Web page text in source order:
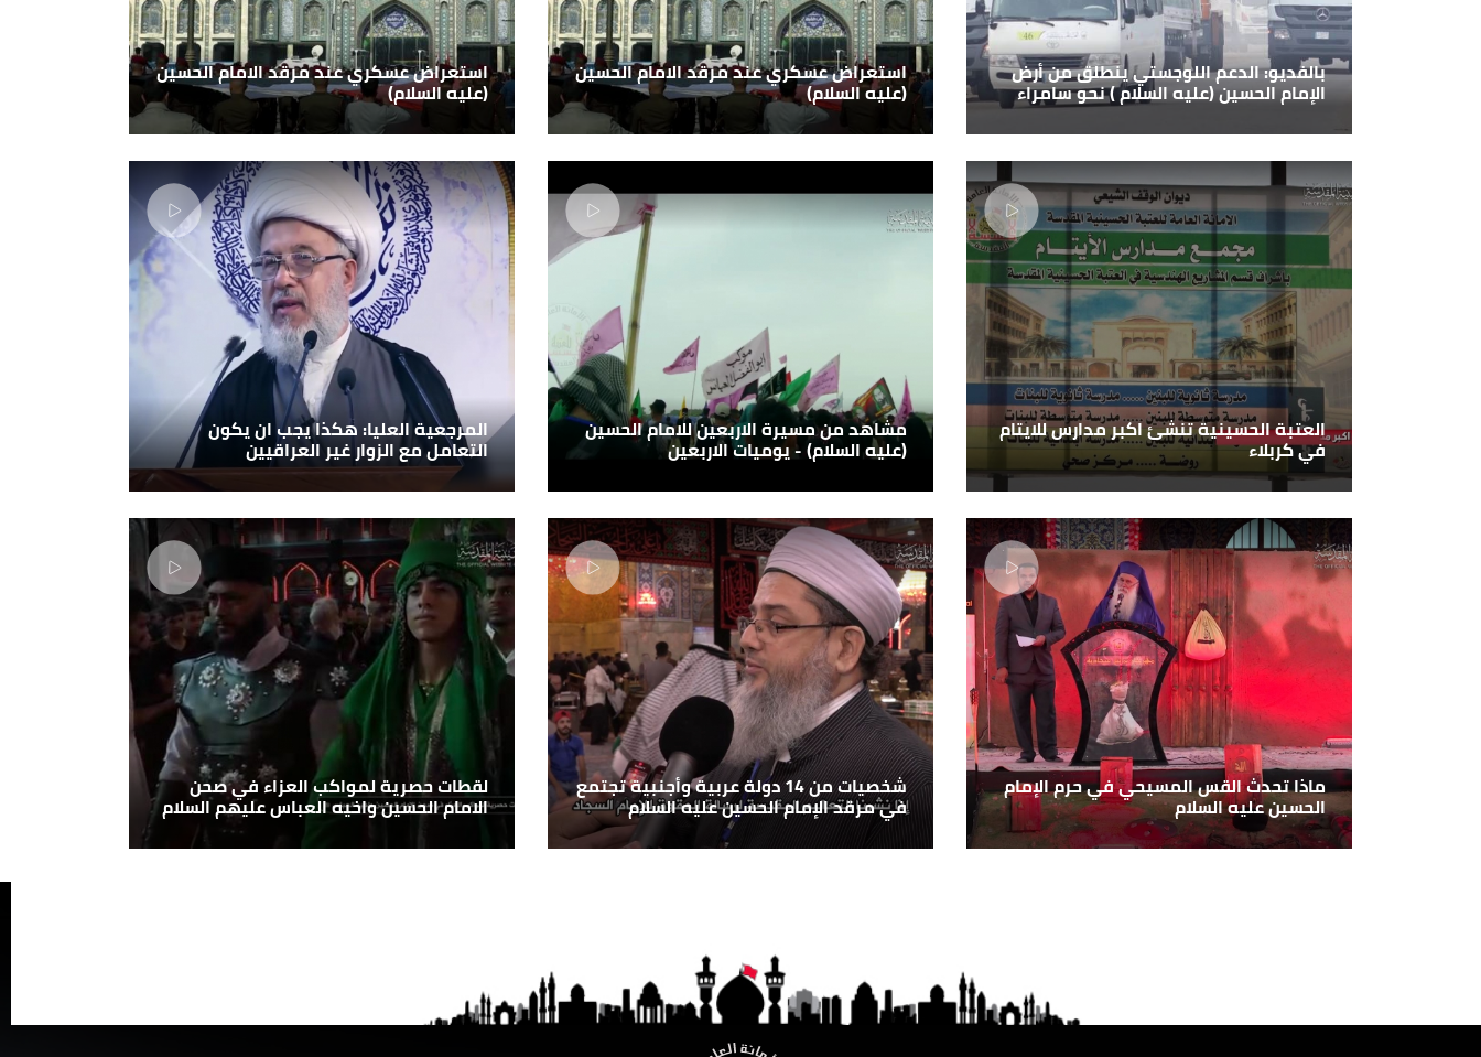
بالفديو: الدعم اللوجستي ينطلق من أرض
الإمام الحسين (عليه السلام ) نحو سامراء
استعراض عسكري عند مرقد الامام الحسين
(عليه السلام)
استعراض عسكري عند مرقد الامام الحسين
(عليه السلام)
العتبة الحسينية تنشئ اكبر مدارس للايتام
في كربلاء
مشاهد من مسيرة الاربعين للامام الحسين
(عليه السلام) - يوميات الاربعين
المرجعية العليا: هكذا يجب ان يكون
التعامل مع الزوار غير العراقيين
ماذا تحدث القس المسيحي في حرم الإمام
الحسين عليه السلام
شخصيات من 14 دولة عربية وأجنبية تجتمع
في مرقد الإمام الحسين عليه السلام
لقطات حصرية لمواكب العزاء في صحن
الامام الحسين واخيه العباس عليهم السلام